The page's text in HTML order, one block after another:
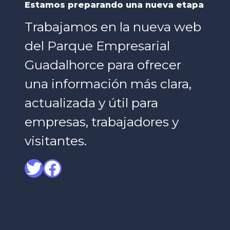
Estamos preparando una nueva etapa
Trabajamos en la nueva web
del Parque Empresarial
Guadalhorce para ofrecer
una información más clara,
actualizada y útil para
empresas, trabajadores y
visitantes.
Twitter
Facebook